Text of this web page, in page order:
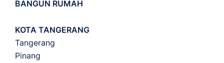
BANGUN RUMAH
KOTA TANGERANG
Tangerang
Pinang